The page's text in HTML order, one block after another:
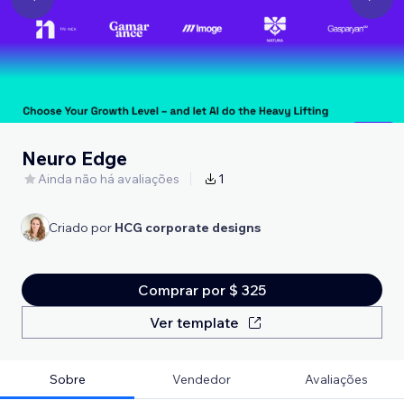
Neuro Edge
Ainda não há avaliações 1
Criado por HCG corporate designs
Comprar por $ 325
Ver template
Sobre Vendedor Avaliações